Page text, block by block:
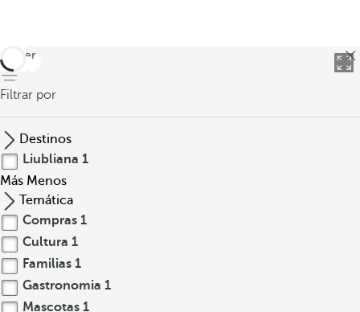
volver
Filtrar por
Destinos
Liubliana 1
Más Menos
Temática
Compras 1
Cultura 1
Familias 1
Gastronomia 1
Mascotas 1